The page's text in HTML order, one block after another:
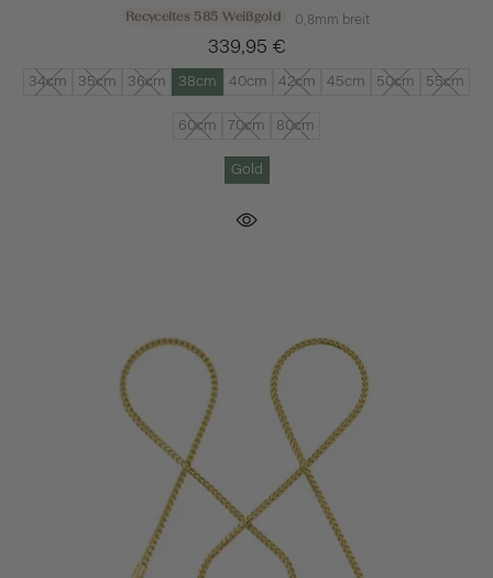
Recyceltes 585 Weißgold 0,8mm breit
339,95 €
34cm 35cm 36cm 38cm 40cm 42cm 45cm 50cm 55cm
60cm 70cm 80cm
Gold